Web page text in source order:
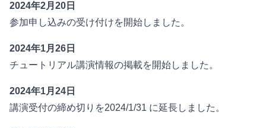
2024年2月20日
参加申し込みの受け付けを開始しました。
2024年1月26日
チュートリアル講演情報の掲載を開始しました。
2024年1月24日
講演受付の締め切りを2024/1/31 に延長しました。